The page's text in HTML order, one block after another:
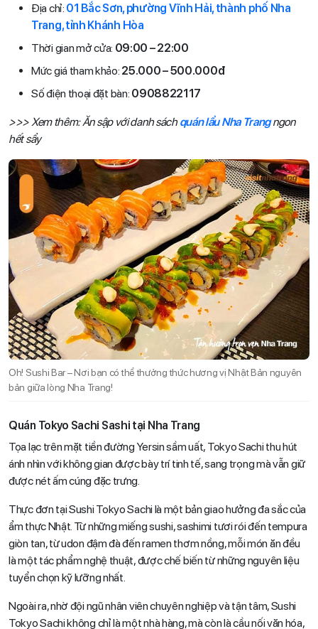
Địa chỉ: 01 Bắc Sơn, phường Vĩnh Hải, thành phố Nha
Trang, tỉnh Khánh Hòa
Thời gian mở cửa: 09:00 – 22:00
Mức giá tham khảo: 25.000 – 500.000đ
Số điện thoại đặt bàn: 0908822117
>>> Xem thêm: Ăn sập với danh sáchquán lẩu Nha Trangngon
hết sẩy
Oh! Sushi Bar – Nơi bạn có thể thưởng thức hương vị Nhật Bản nguyên
bản giữa lòng Nha Trang!
Quán Tokyo Sachi Sashi tại Nha Trang
Tọa lạc trên mặt tiền đường Yersin sầm uất, Tokyo Sachi thu hút
ánh nhìn với không gian được bày trí tinh tế, sang trọng mà vẫn giữ
được nét ấm cúng đặc trưng.
Thực đơn tại Sushi Tokyo Sachi là một bản giao hưởng đa sắc của
ẩm thực Nhật. Từ những miếng sushi, sashimi tươi rói đến tempura
giòn tan, từ udon đậm đà đến ramen thơm nồng, mỗi món ăn đều
là một tác phẩm nghệ thuật, được chế biến từ những nguyên liệu
tuyển chọn kỹ lưỡng nhất.
Ngoài ra, nhờ đội ngũ nhân viên chuyên nghiệp và tận tâm, Sushi
Tokyo Sachi không chỉ là một nhà hàng, mà còn là cầu nối văn hóa,